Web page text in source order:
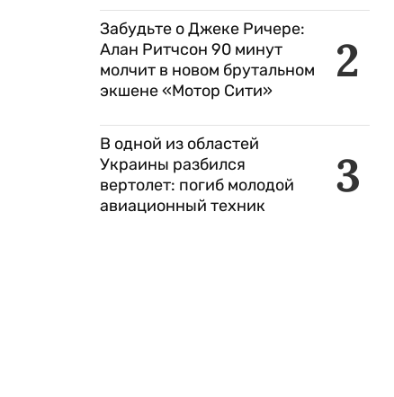
2
Забудьте о Джеке Ричере:
Алан Ритчсон 90 минут
молчит в новом брутальном
экшене «Мотор Сити»
3
В одной из областей
Украины разбился
вертолет: погиб молодой
авиационный техник